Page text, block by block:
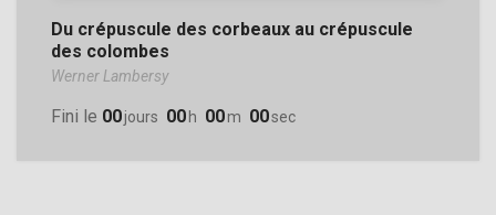
Du crépuscule des corbeaux au crépuscule
des colombes
Werner Lambersy
Fini le 00Jours 00H 00M 00Sec